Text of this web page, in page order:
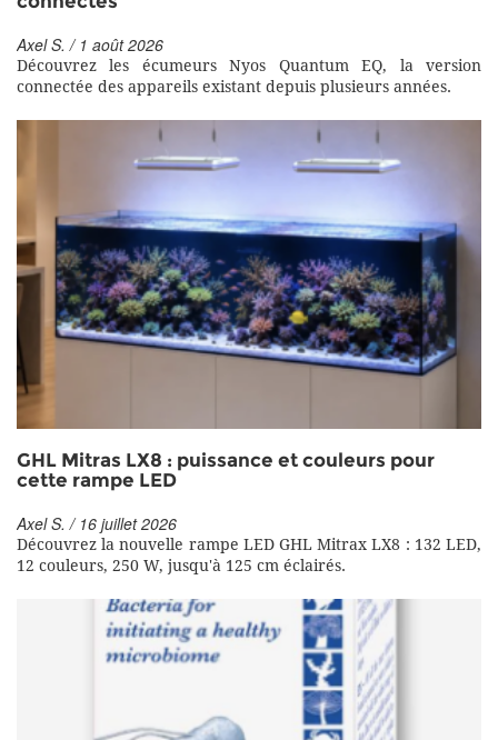
Axel S. / 1 août 2026
Découvrez les écumeurs Nyos Quantum EQ, la version
connectée des appareils existant depuis plusieurs années.
GHL Mitras LX8 : puissance et couleurs pour
cette rampe LED
Axel S. / 16 juillet 2026
Découvrez la nouvelle rampe LED GHL Mitrax LX8 : 132 LED,
12 couleurs, 250 W, jusqu'à 125 cm éclairés.